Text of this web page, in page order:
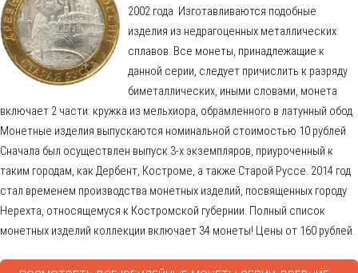
2002 года. Изготавливаются подобные
изделия из недрагоценных металлических
сплавов. Все монеты, принадлежащие к
данной серии, следует причислить к разряду
биметаллических, иными словами, монета
включает 2 части: кружка из мельхиора, обрамленного в латунный обод.
Монетные изделия выпускаются номинальной стоимостью 10 рублей.
Сначала был осуществлен выпуск 3-х экземпляров, приуроченный к
таким городам, как Дербент, Костроме, а также Старой Руссе. 2014 год
стал временем производства монетных изделий, посвященных городу
Нерехта, относящемуся к Костромской губернии. Полный список
монетных изделий коллекции включает 34 монеты! Цены от 160 рублей.